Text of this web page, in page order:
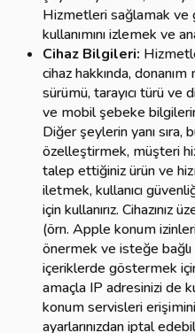
Hizmetleri sağlamak
kullanımını izlemek ve
Cihaz Bilgileri:
cihaz hakkında,
sürümü, tarayıcı türü ve
ve mobil şebeke
Diğer şeylerin yanı sıra,
özelleştirmek, müşteri
talep ettiğiniz ürün ve
iletmek, kullanıcı
için kullanırız. Cihazınız
(örn. Apple konum
önermek ve isteğe
içeriklerde göstermek
amaçla IP adresinizi de
konum servisleri
ayarlarınızdan iptal